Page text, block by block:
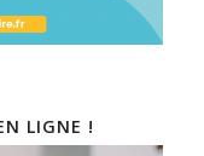
LIGNE !